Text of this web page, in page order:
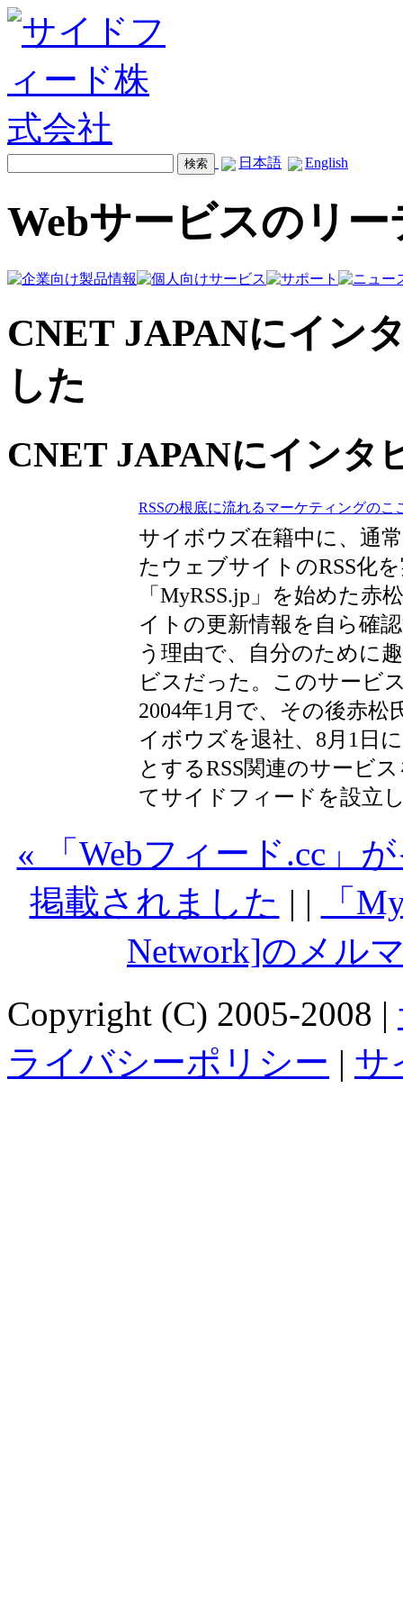
日本語 English
Webサービスのリ
CNET JAPANにイン
した
CNET JAPANにインタ
RSSの根底に流れるマーケティングの
サイボウズ在籍中に、通
たウェブサイトのRSS化
「MyRSS.jp」を始めた赤
イトの更新情報を自ら確
う理由で、自分のために
ビスだった。このサービ
2004年1月で、その後赤松
イボウズを退社、8月1日
とするRSS関連のサービ
てサイドフィードを設立
« 「Webフィード.cc」
掲載されました | |
「
Network]のメル
Copyright (C) 2005-2008 |
ライバシーポリシー | サ